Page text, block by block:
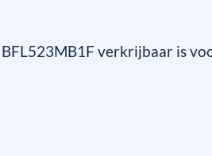
verkrijbaar is